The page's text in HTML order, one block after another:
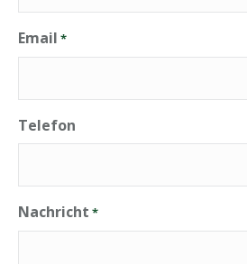
Email *
Telefon
Nachricht *